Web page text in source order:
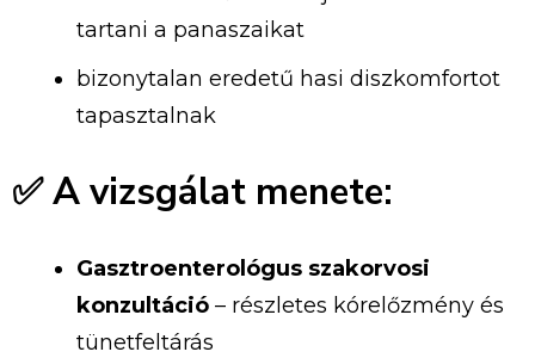
tartani a panaszaikat
bizonytalan eredetű hasi diszkomfortot
tapasztalnak
✅Avizsgálat menete:
Gasztroenterológus szakorvosi
konzultáció – részletes kórelőzmény és
tünetfeltárás